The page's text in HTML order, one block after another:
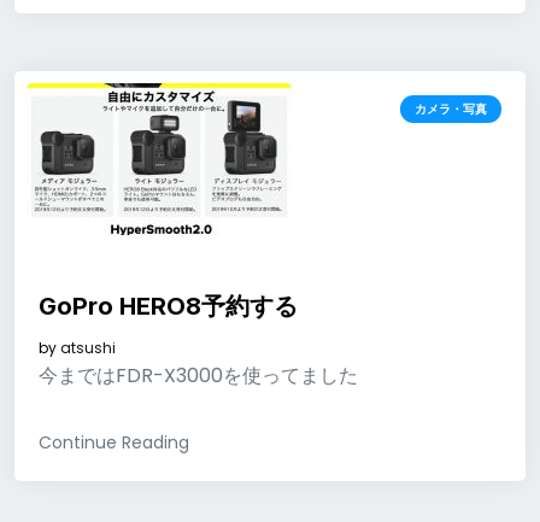
カメラ・写真
GoPro HERO8予約する
byatsushi
今まではFDR-X3000を使ってました
Continue Reading